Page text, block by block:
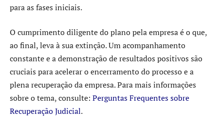
para as fases iniciais.
O cumprimento diligente do plano pela empresa é o que,
ao final, leva à sua extinção. Um acompanhamento
constante e a demonstração de resultados positivos são
cruciais para acelerar o encerramento do processo e a
plena recuperação da empresa. Para mais informações
sobre o tema, consulte: Perguntas Frequentes sobre
Recuperação Judicial.